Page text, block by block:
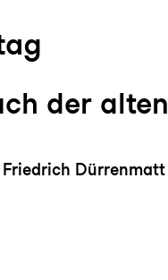
der alten
Dürrenmatt